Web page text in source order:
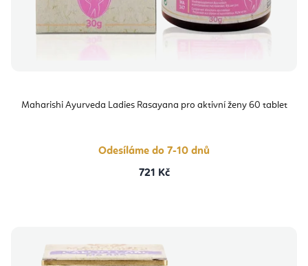
Maharishi Ayurveda Ladies Rasayana pro aktivní ženy 60 tablet
Odesíláme do 7-10 dnů
721 Kč